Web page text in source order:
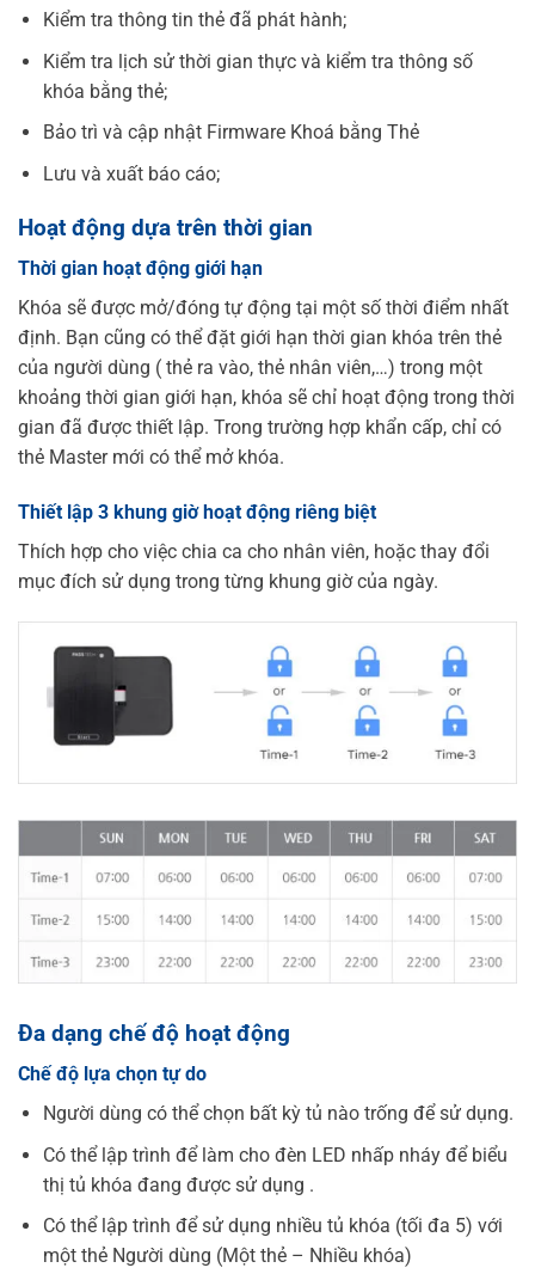
Kiểm tra thông tin thẻ đã phát hành;
Kiểm tra lịch sử thời gian thực và kiểm tra thông số
khóa bằng thẻ;
Bảo trì và cập nhật Firmware Khoá bằng Thẻ
Lưu và xuất báo cáo;
Hoạt động dựa trên thời gian
Thời gian hoạt động giới hạn
Khóa sẽ được mở/đóng tự động tại một số thời điểm nhất
định. Bạn cũng có thể đặt giới hạn thời gian khóa trên thẻ
của người dùng ( thẻ ra vào, thẻ nhân viên,…) trong một
khoảng thời gian giới hạn, khóa sẽ chỉ hoạt động trong thời
gian đã được thiết lập. Trong trường hợp khẩn cấp, chỉ có
thẻ Master mới có thể mở khóa.
Thiết lập 3 khung giờ hoạt động riêng biệt
Thích hợp cho việc chia ca cho nhân viên, hoặc thay đổi
mục đích sử dụng trong từng khung giờ của ngày.
Đa dạng chế độ hoạt động
Chế độ lựa chọn tự do
Người dùng có thể chọn bất kỳ tủ nào trống để sử dụng.
Có thể lập trình để làm cho đèn LED nhấp nháy để biểu
thị tủ khóa đang được sử dụng .
Có thể lập trình để sử dụng nhiều tủ khóa (tối đa 5) với
một thẻ Người dùng (Một thẻ – Nhiều khóa)